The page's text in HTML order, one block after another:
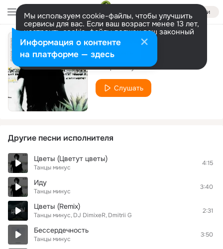
Войти
Мы используем cookie-файлы, чтобы улучшить
сервисы для вас. Если ваш возраст менее 13 лет,
настроить cookie-файлы должен ваш законный
представитель. Больше информации
Разрешить все Настроить
Ночь
Танцы минус
Слушать
Другие песни исполнителя
Цветы (Цветут цветы)
Танцы минус
4:15
Иду
Танцы минус
3:40
Цветы (Remix)
Танцы минус DJ DimixeR Dmitrii G
2:31
Бессердечность
Танцы минус
3:50
Информация о контенте
на платформе — здесь